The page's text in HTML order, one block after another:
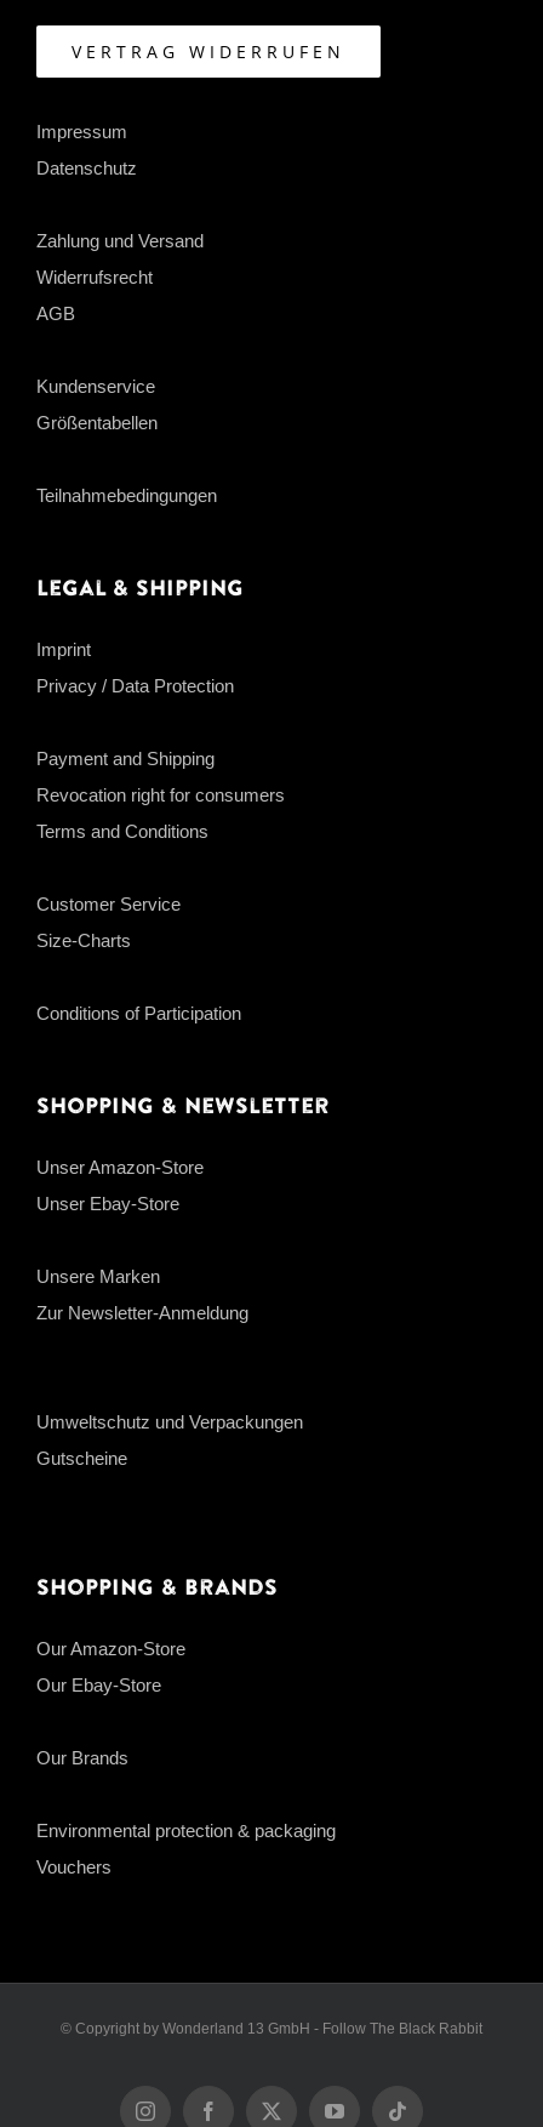
VERTRAG WIDERRUFEN
Impressum
Datenschutz
Zahlung und Versand
Widerrufsrecht
AGB
Kundenservice
Größentabellen
Teilnahmebedingungen
Legal & Shipping
Imprint
Privacy / Data Protection
Payment and Shipping
Revocation right for consumers
Terms and Conditions
Customer Service
Size-Charts
Conditions of Participation
Shopping & Newsletter
Unser Amazon-Store
Unser Ebay-Store
Unsere Marken
Zur Newsletter-Anmeldung
Umweltschutz und Verpackungen
Gutscheine
Shopping & Brands
Our Amazon-Store
Our Ebay-Store
Our Brands
Environmental protection & packaging
Vouchers
© Copyright by Wonderland 13 GmbH - Follow The Black Rabbit
InstagramFacebook
X YouTubeTiktok